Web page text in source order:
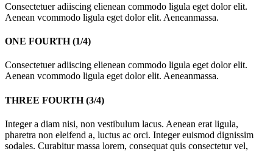
Consectetuer adiiscing elienean commodo ligula eget dolor elit.
Aenean vcommodo ligula eget dolor elit. Aeneanmassa.
ONE FOURTH (1/4)
Consectetuer adiiscing elienean commodo ligula eget dolor elit.
Aenean vcommodo ligula eget dolor elit. Aeneanmassa.
THREE FOURTH (3/4)
Integer a diam nisi, non vestibulum lacus. Aenean erat ligula,
pharetra non eleifend a, luctus ac orci. Integer euismod dignissim
sodales. Curabitur massa lorem, consequat quis consectetur vel,